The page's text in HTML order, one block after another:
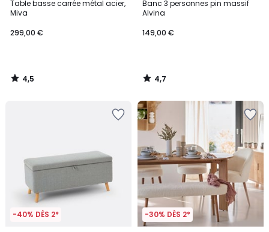
Table basse carrée métal acier,
Miva
299,00 €
/ 5
4,5
/
Banc 3 personnes pin massif
Alvina
149,00 €
/ 5
4,7
/
-40% DÈS 2* -30% DÈS 2*